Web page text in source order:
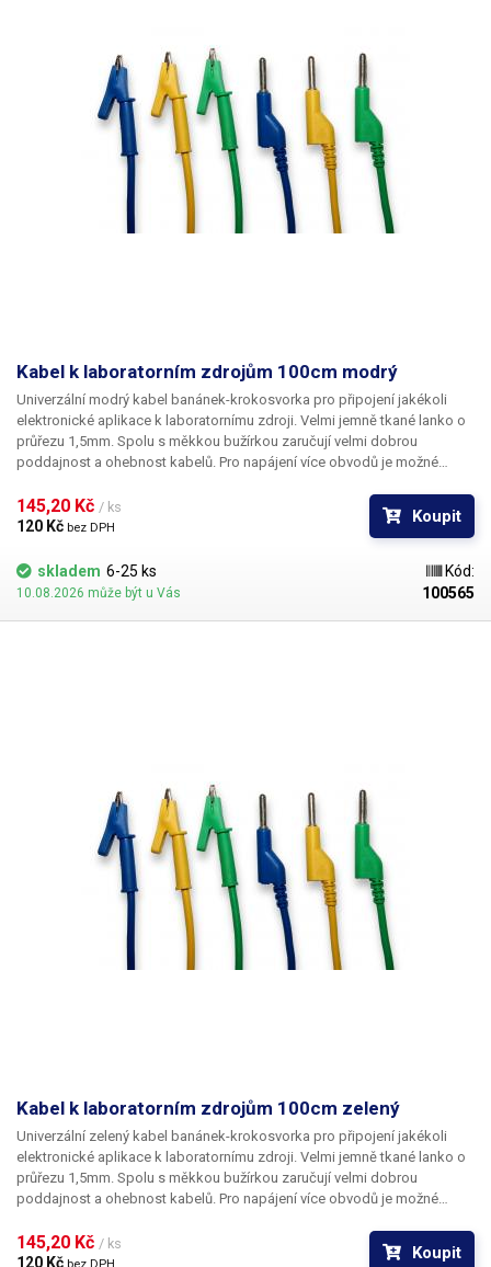
Kabel k laboratorním zdrojům 100cm modrý
Univerzální modrý kabel banánek-krokosvorka pro připojení jakékoli
elektronické aplikace k laboratornímu zdroji. Velmi jemně tkané lanko o
průřezu 1,5mm. Spolu s měkkou bužírkou zaručují velmi dobrou
poddajnost a ohebnost kabelů. Pro napájení více obvodů je možné
několika barevných provedeních pro rozlišení polarity: červená, černá,
modrá, žlutá, zelená.
145,20 Kč / ks
120 Kč bez DPH
Koupit
skladem 6-25 ks
10.08.2026 může být u Vás
Kód:
100565
Kabel k laboratorním zdrojům 100cm zelený
Univerzální zelený kabel banánek-krokosvorka pro připojení jakékoli
elektronické aplikace k laboratornímu zdroji. Velmi jemně tkané lanko o
průřezu 1,5mm. Spolu s měkkou bužírkou zaručují velmi dobrou
poddajnost a ohebnost kabelů. Pro napájení více obvodů je možné
několika barevných provedeních pro rozlišení polarity: červená, černá,
modrá, žlutá, zelená.
145,20 Kč / ks
120 Kč Koupit